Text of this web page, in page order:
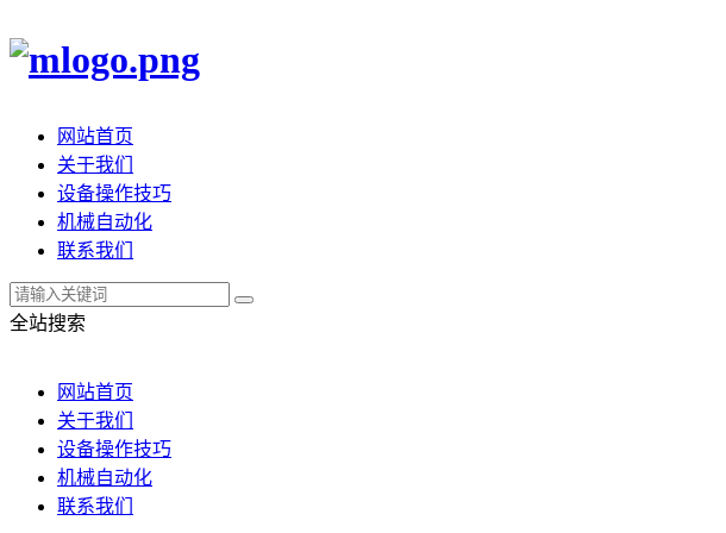
网站首页
关于我们
设备操作技巧
机械自动化
联系我们
全站搜索
网站首页
关于我们
设备操作技巧
机械自动化
联系我们